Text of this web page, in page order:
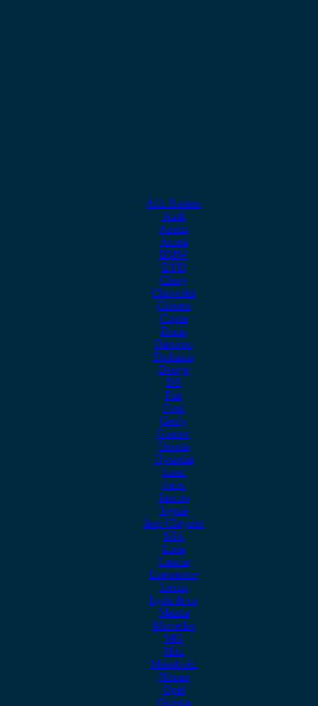
Alfa Romeo
Audi
Austin
Acura
BMW
BYD
Chery
Chevrolet
Citroen
Cupra
Dacia
Daewoo
Daihatsu
Dodge
DS
Fiat
Ford
Geely
Gonow
Honda
Hyundai
Isuzu
iveco
Jaecoo
Jaguar
Jeep Chrysler
KIA
Lada
Lancia
Leapmotor
Lexus
Lynk & co
Mazda
Mercedes
MG
Mini
Mitsubishi
Nissan
Opel
Omoda